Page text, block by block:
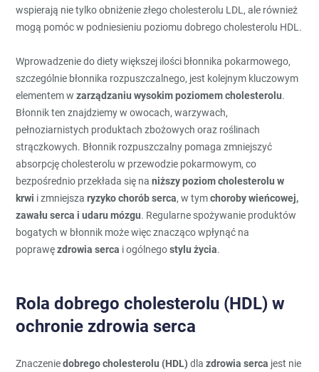
wspierają nie tylko obniżenie złego cholesterolu LDL, ale również
mogą pomóc w podniesieniu poziomu dobrego cholesterolu HDL.
Wprowadzenie do diety większej ilości błonnika pokarmowego,
szczególnie błonnika rozpuszczalnego, jest kolejnym kluczowym
elementem wzarządzaniu wysokim poziomem cholesterolu.
Błonnik ten znajdziemy w owocach, warzywach,
pełnoziarnistych produktach zbożowych oraz roślinach
strączkowych. Błonnik rozpuszczalny pomaga zmniejszyć
absorpcję cholesterolu w przewodzie pokarmowym, co
bezpośrednio przekłada się naniższy poziom cholesterolu w
krwi i zmniejszaryzyko chorób serca, w tymchoroby wieńcowej,
zawału serca i udaru mózgu. Regularne spożywanie produktów
bogatych w błonnik może więc znacząco wpłynąć na
poprawęzdrowia serca i ogólnegostylu życia.
Rola dobrego cholesterolu (HDL) w
ochronie zdrowia serca
Znaczeniedobrego cholesterolu (HDL) dlazdrowia serca jest nie